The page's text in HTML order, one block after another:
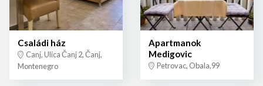
Családi ház
Canj, Ulica Čanj 2, Čanj,
Montenegro
Apartmanok
Medigovic
Petrovac, Obala,99